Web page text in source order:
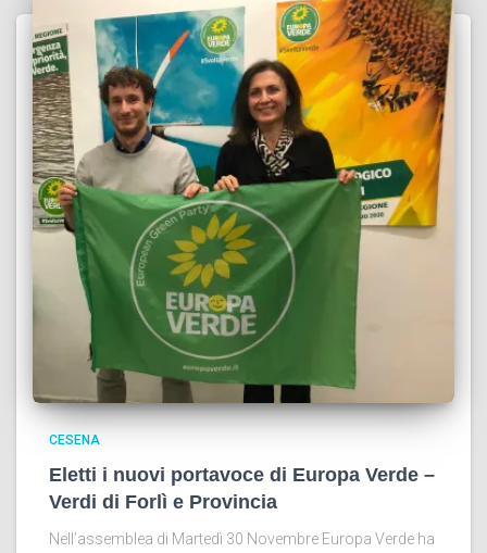
CESENA
Eletti i nuovi portavoce di Europa Verde –
Verdi di Forlì e Provincia
Nell’assemblea di Martedì 30 Novembre Europa Verde ha